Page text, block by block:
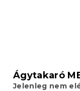
Ágytakaró
Jelenleg nem